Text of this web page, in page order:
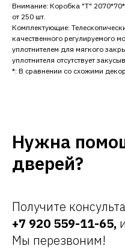
Внимание: Коробка "Т"
от 250 шт.
Комплектующие:
качественного регулируемого
уплотнителем для мягкого
уплотнителя отсутствует
*: В сравнении со схожими
Нужна
дверей?
Получите
+7 920 559-11-65,
Мы перезвоним!